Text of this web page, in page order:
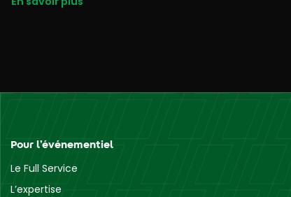
Pour l’événementiel
Le Full Service
L’expertise